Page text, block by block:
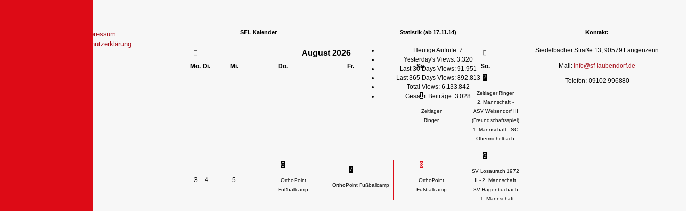
Impressum
Datenschutzerklärung
SFL Kalender
August 2026
Mo. Di. Mi. Do. Fr. Sa. So.
1
Zeltlager
Ringer
2
Zeltlager Ringer
2. Mannschaft -
ASV Weisendorf III
(Freundschaftsspiel)
1. Mannschaft - SC
Obermichelbach
3 4 5
6
OrthoPoint
Fußballcamp
7
OrthoPoint Fußballcamp
8
OrthoPoint
Fußballcamp
9
SV Losaurach 1972
II - 2. Mannschaft
SV Hagenbüchach
- 1. Mannschaft
Statistik (ab 17.11.14)
Heutige Aufrufe: 7
Yesterday's Views: 3.320
Last 30 Days Views: 91.951
Last 365 Days Views: 892.813
Total Views: 6.133.842
Gesamt Beiträge: 3.028
Kontakt:
Siedelbacher Straße 13, 90579 Langenzenn
Mail: info@sf-laubendorf.de
Telefon: 09102 996880